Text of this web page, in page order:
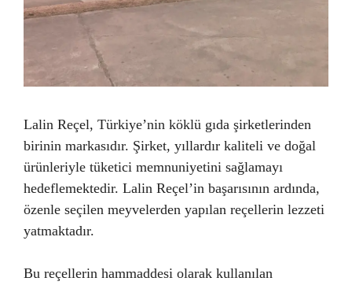
Lalin Reçel, Türkiye’nin köklü gıda şirketlerinden
birinin markasıdır. Şirket, yıllardır kaliteli ve doğal
ürünleriyle tüketici memnuniyetini sağlamayı
hedeflemektedir. Lalin Reçel’in başarısının ardında,
özenle seçilen meyvelerden yapılan reçellerin lezzeti
yatmaktadır.
Bu reçellerin hammaddesi olarak kullanılan